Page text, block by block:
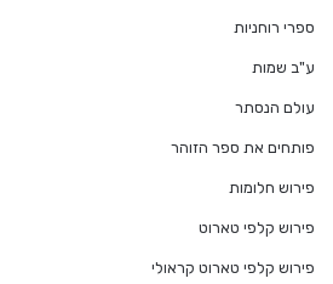
ספרי רוחניות
ע"ב שמות
עולם הנסתר
פותחים את ספר הזוהר
פירוש חלומות
פירוש קלפי טארוט
פירוש קלפי טארוט קראולי